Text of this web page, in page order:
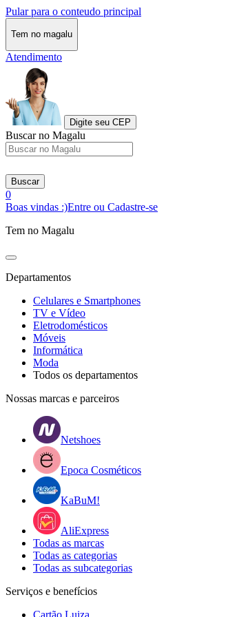
Pular para o conteudo principal
Tem no magalu
Atendimento
Digite seu CEP
Buscar no Magalu
Buscar
0
Boas vindas :)Entre ou Cadastre-se
Tem no Magalu
Departamentos
Celulares e Smartphones
TV e Vídeo
Eletrodomésticos
Móveis
Informática
Moda
Todos os departamentos
Nossas marcas e parceiros
Netshoes
Epoca Cosméticos
KaBuM!
AliExpress
Todas as marcas
Todas as categorias
Todas as subcategorias
Serviços e benefícios
Cartão Luiza